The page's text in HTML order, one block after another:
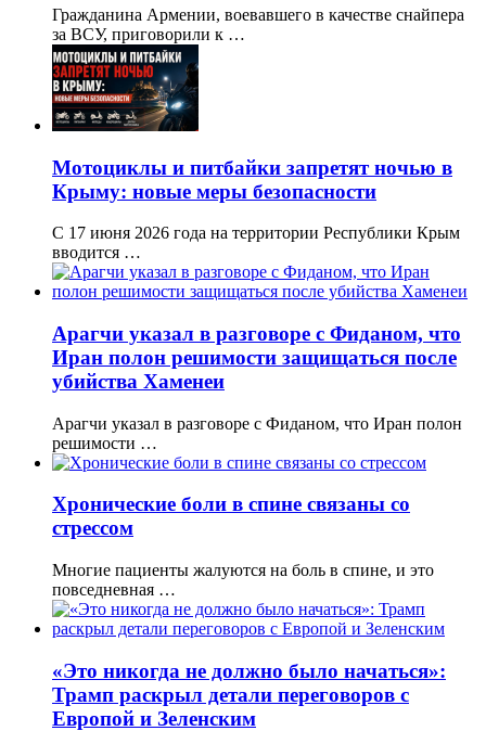
Гражданина Армении, воевавшего в качестве снайпера
за ВСУ, приговорили к …
Мотоциклы и питбайки запретят ночью в
Крыму: новые меры безопасности
С 17 июня 2026 года на территории Республики Крым
вводится …
Арагчи указал в разговоре с Фиданом, что
Иран полон решимости защищаться после
убийства Хаменеи
Арагчи указал в разговоре с Фиданом, что Иран полон
решимости …
Хронические боли в спине связаны со
стрессом
Многие пациенты жалуются на боль в спине, и это
повседневная …
«Это никогда не должно было начаться»:
Трамп раскрыл детали переговоров с
Европой и Зеленским